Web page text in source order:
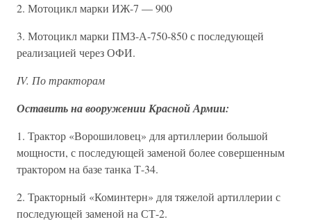
2. Мотоцикл марки ИЖ-7 — 900
3. Мотоцикл марки ПМЗ-А-750-850 с последующей
реализацией через ОФИ.
IV. По тракторам
Оставить на вооружении Красной Армии:
1. Трактор «Ворошиловец» для артиллерии большой
мощности, с последующей заменой более совершенным
трактором на базе танка Т-34.
2. Тракторный «Коминтерн» для тяжелой артиллерии с
последующей заменой на СТ-2.